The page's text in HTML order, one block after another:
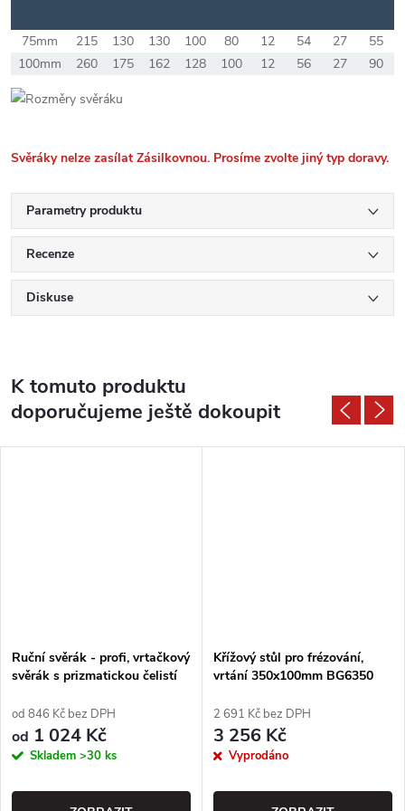
75mm 215 130 130 100 80 12 54 27
55
100mm
260 175 162 128 100 12 56 27 90
Svěráky nelze zasílat Zásilkovnou. Prosíme zvolte jiný typ doravy.
Parametry produktu
Recenze
Diskuse
K tomuto produktu
doporučujeme ještě dokoupit
Ruční svěrák - profi, vrtačkový
svěrák s prizmatickou čelistí
od 846 Kč bez DPH
od 1 024 Kč
Skladem >30 ks
Křížový stůl pro frézování,
vrtání 350x100mm BG6350
2 691 Kč bez DPH
3 256 Kč
Vyprodáno